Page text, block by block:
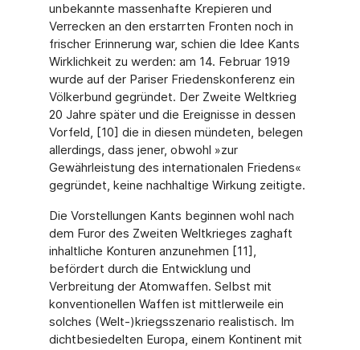
unbekannte massenhafte Krepieren und
Verrecken an den erstarrten Fronten noch in
frischer Erinnerung war, schien die Idee Kants
Wirklichkeit zu werden: am 14. Februar 1919
wurde auf der Pariser Friedenskonferenz ein
Völkerbund gegründet. Der Zweite Weltkrieg
20 Jahre später und die Ereignisse in dessen
Vorfeld, [10] die in diesen mündeten, belegen
allerdings, dass jener, obwohl »zur
Gewährleistung des internationalen Friedens«
gegründet, keine nachhaltige Wirkung zeitigte.
Die Vorstellungen Kants beginnen wohl nach
dem Furor des Zweiten Weltkrieges zaghaft
inhaltliche Konturen anzunehmen [11],
befördert durch die Entwicklung und
Verbreitung der Atomwaffen. Selbst mit
konventionellen Waffen ist mittlerweile ein
solches (Welt-)kriegsszenario realistisch. Im
dichtbesiedelten Europa, einem Kontinent mit